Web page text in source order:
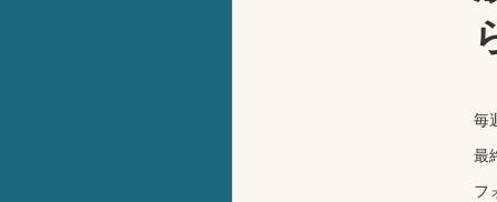
毎
最
フ